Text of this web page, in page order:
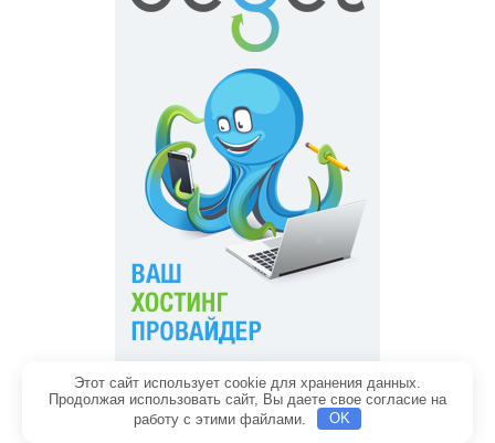
Главная Обратная связь
Политика конфиденциальности Содержание
Этот сайт использует cookie для хранения данных.
Продолжая использовать сайт, Вы даете свое согласие на
работу с этими файлами.
OK